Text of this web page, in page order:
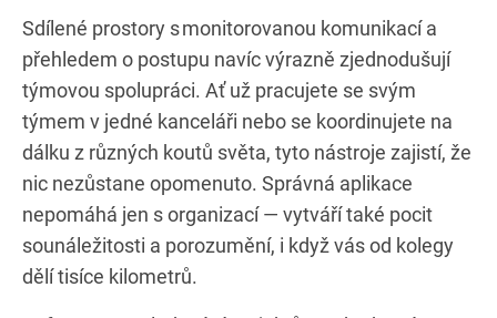
Sdílené prostory s monitorovanou komunikací a
přehledem o postupu navíc výrazně zjednodušují
týmovou spolupráci. Ať už pracujete se svým
týmem v jedné kanceláři nebo se koordinujete na
dálku z různých koutů světa, tyto nástroje zajistí, že
nic nezůstane opomenuto. Správná aplikace
nepomáhá jen s organizací — vytváří také pocit
sounáležitosti a porozumění, i když vás od kolegy
dělí tisíce kilometrů.